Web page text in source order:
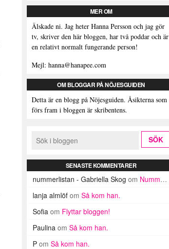
MER OM
Älskade ni. Jag heter Hanna Persson och jag gör
tv, skriver den här bloggen, har två poddar och är
en relativt normalt fungerande person!
Mejl: hanna@hanapee.com
OM BLOGGAR PÅ NÖJESGUIDEN
Detta är en blogg på Nöjesguiden. Åsikterna som
förs fram i bloggen är skribentens.
SENASTE KOMMENTARER
nummerlistan - Gabriella Skog om Nummerlistan
lanja almlöf om Så kom han.
Sofia om Flyttar bloggen!
Paulina om Så kom han.
P om Så kom han.